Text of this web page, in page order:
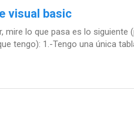
visual basic
lo que pasa es lo siguiente
tengo): 1.-Tengo una única